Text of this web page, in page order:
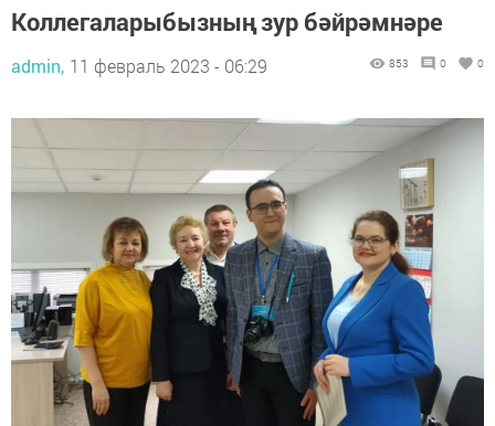
Коллегаларыбызның зур бәйрәмнәре
admin, 11 февраль 2023 - 06:29 853 0 0